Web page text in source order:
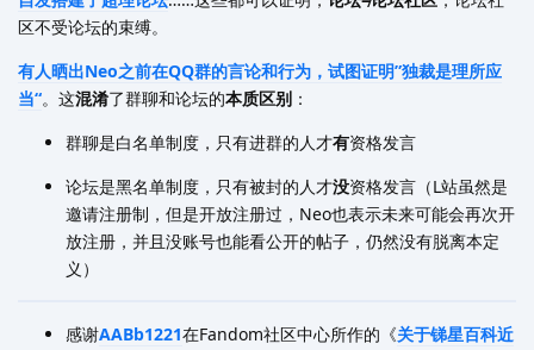
区不受论坛的束缚。
有人晒出Neo之前在QQ群的言论和行为，试图证明”独裁是理所应
当“。这混淆了群聊和论坛的本质区别 ：
群聊是白名单制度，只有进群的人才有资格发言
论坛是黑名单制度，只有被封的人才没资格发言（L站虽然是
邀请注册制，但是开放注册过，Neo也表示未来可能会再次开
放注册，并且没账号也能看公开的帖子，仍然没有脱离本定
义）
感谢AABb1221在Fandom社区中心所作的《关于锑星百科近